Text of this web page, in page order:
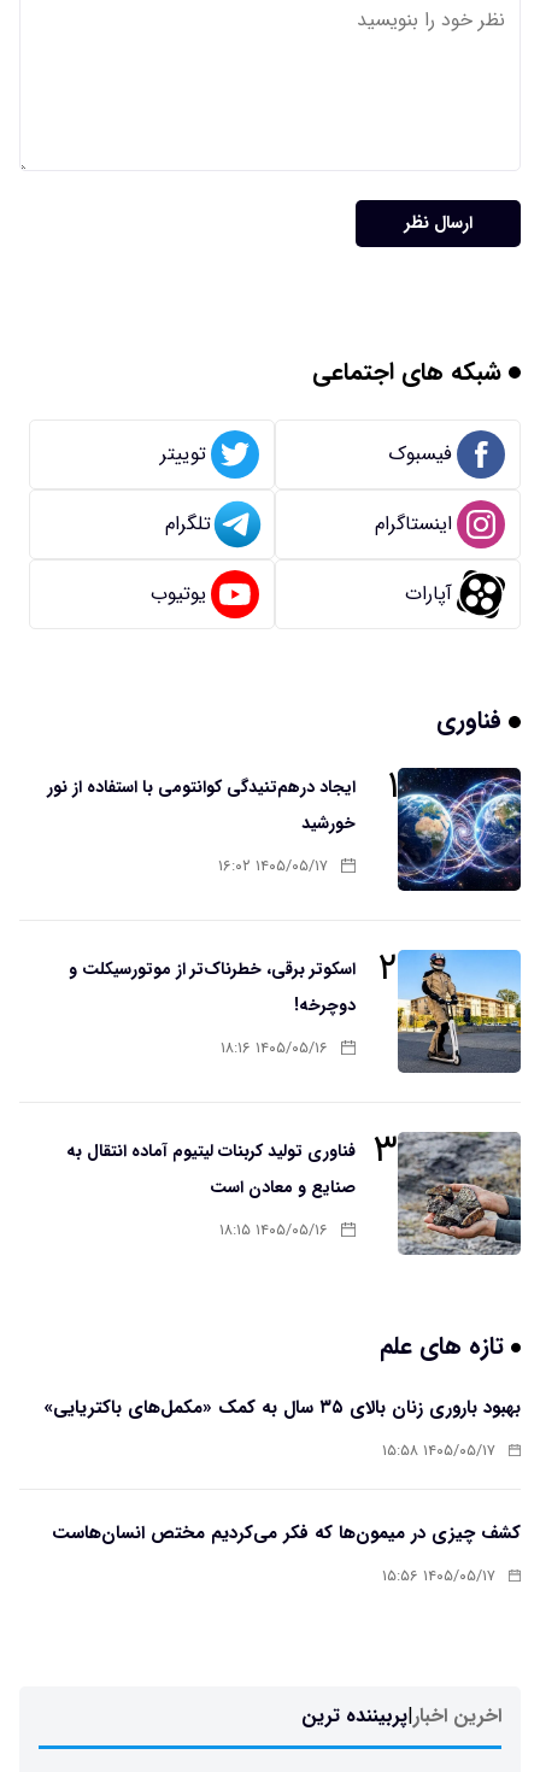
ارسال نظر
شبکه های اجتماعی
فیسبوک توییتر
اینستاگرام تلگرام
آپارات یوتیوب
فناوری
۱
ایجاد درهم‌تنیدگی کوانتومی با استفاده از نور
خورشید
۱۴۰۵/۰۵/۱۷ ۱۶:۰۲
۲
اسکوتر برقی، خطرناک‌تر از موتورسیکلت و
دوچرخه!
۱۴۰۵/۰۵/۱۶ ۱۸:۱۶
۳
فناوری تولید کربنات لیتیوم آماده انتقال به
صنایع و معادن است
۱۴۰۵/۰۵/۱۶ ۱۸:۱۵
تازه های علم
بهبود باروری زنان بالای ۳۵ سال به کمک «مکمل‌های باکتریایی»
۱۴۰۵/۰۵/۱۷ ۱۵:۵۸
کشف چیزی در میمون‌ها که فکر می‌کردیم مختص انسان‌هاست
۱۴۰۵/۰۵/۱۷ ۱۵:۵۶
اخرین اخبار|پربیننده ترین